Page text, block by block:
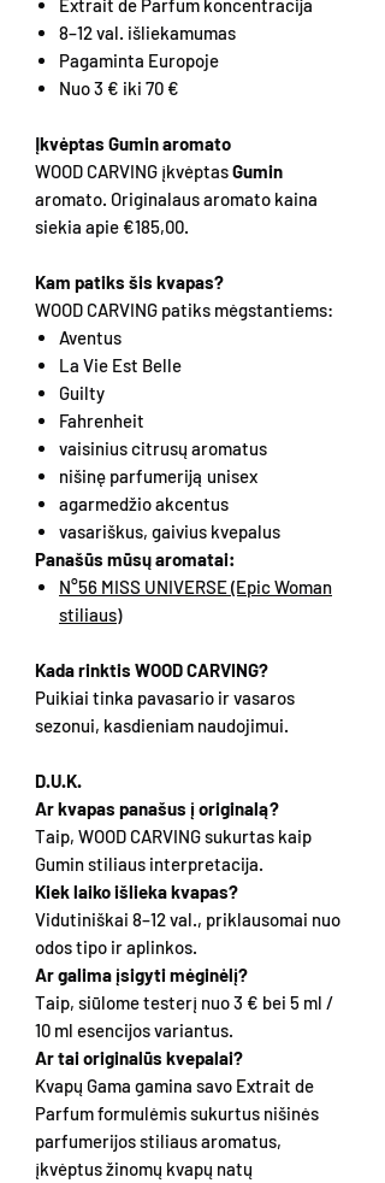
Extrait de Parfum koncentracija
8–12 val. išliekamumas
Pagaminta Europoje
Nuo 3 € iki 70 €
Įkvėptas Gumin aromato
WOOD CARVING įkvėptasGumin
aromato. Originalaus aromato kaina
siekia apie €185,00.
Kam patiks šis kvapas?
WOOD CARVING patiks mėgstantiems:
Aventus
La Vie Est Belle
Guilty
Fahrenheit
vaisinius citrusų aromatus
nišinę parfumeriją unisex
agarmedžio akcentus
vasariškus, gaivius kvepalus
Panašūs mūsų aromatai:
N°56 MISS UNIVERSE (Epic Woman
stiliaus)
Kada rinktis WOOD CARVING?
Puikiai tinka pavasario ir vasaros
sezonui, kasdieniam naudojimui.
D.U.K.
Ar kvapas panašus į originalą?
Taip, WOOD CARVING sukurtas kaip
Gumin stiliaus interpretacija.
Kiek laiko išlieka kvapas?
Vidutiniškai 8–12 val., priklausomai nuo
odos tipo ir aplinkos.
Ar galima įsigyti mėginėlį?
Taip, siūlome testerį nuo 3 € bei 5 ml /
10 ml esencijos variantus.
Ar tai originalūs kvepalai?
Kvapų Gama gamina savo Extrait de
Parfum formulėmis sukurtus nišinės
parfumerijos stiliaus aromatus,
įkvėptus žinomų kvapų natų